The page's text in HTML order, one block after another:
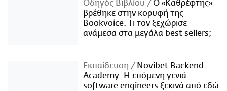
Οδηγός Βιβλίου
Ο «Καθρέφτης»
βρέθηκε στην κορυφή της
Bookvoice. Τι τον ξεχώρισε
ανάμεσα στα μεγάλα best sellers;
Εκπαίδευση
Novibet Backend
Academy: Η επόμενη γενιά
software engineers ξεκινά από εδώ